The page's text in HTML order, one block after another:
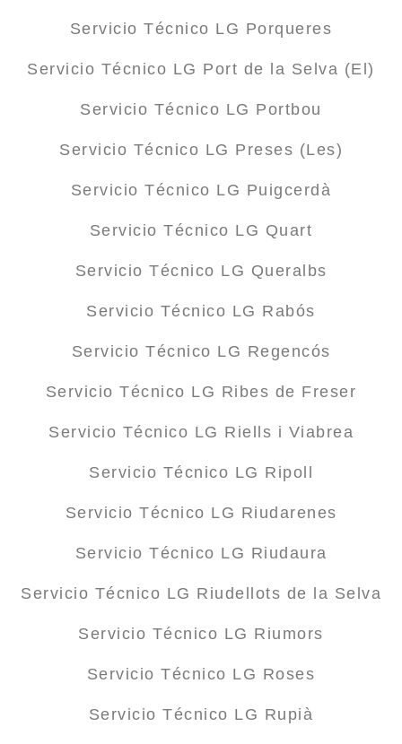
Servicio Técnico LG Porqueres
Servicio Técnico LG Port de la Selva (El)
Servicio Técnico LG Portbou
Servicio Técnico LG Preses (Les)
Servicio Técnico LG Puigcerdà
Servicio Técnico LG Quart
Servicio Técnico LG Queralbs
Servicio Técnico LG Rabós
Servicio Técnico LG Regencós
Servicio Técnico LG Ribes de Freser
Servicio Técnico LG Riells i Viabrea
Servicio Técnico LG Ripoll
Servicio Técnico LG Riudarenes
Servicio Técnico LG Riudaura
Servicio Técnico LG Riudellots de la Selva
Servicio Técnico LG Riumors
Servicio Técnico LG Roses
Servicio Técnico LG Rupià